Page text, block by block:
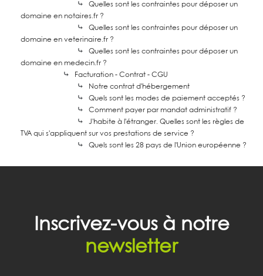
⤷
Quelles sont les contraintes pour déposer un
domaine en notaires.fr ?
⤷
Quelles sont les contraintes pour déposer un
domaine en veterinaire.fr ?
⤷
Quelles sont les contraintes pour déposer un
domaine en medecin.fr ?
⤷ Facturation - Contrat - CGU
⤷ Notre contrat d'hébergement
⤷ Quels sont les modes de paiement acceptés ?
⤷ Comment payer par mandat administratif ?
⤷
J'habite à l'étranger. Quelles sont les règles de
TVA qui s'appliquent sur vos prestations de service ?
⤷ Quels sont les 28 pays de l'Union européenne ?
Inscrivez-vous à notre
newsletter